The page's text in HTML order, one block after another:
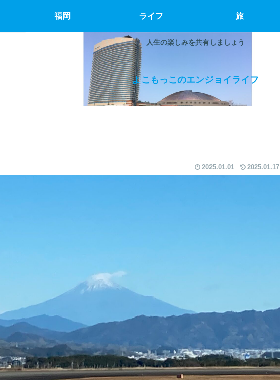
人生の楽しみを共有しましょう
よこもっこのエンジョイライフ
福岡 ライフ 旅
2025.01.01 2025.01.17